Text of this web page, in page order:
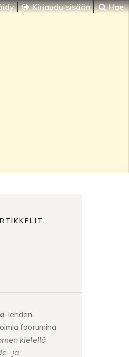
Kirjaudu sisään Hae
-lehden
foorumina
kielellä
ja